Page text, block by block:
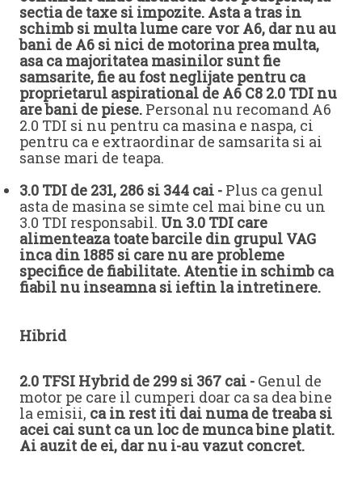
sectia de taxe si impozite. Asta a tras in
schimb si multa lume care vor A6, dar nu au
bani de A6 si nici de motorina prea multa,
asa ca majoritatea masinilor sunt fie
samsarite, fie au fost neglijate pentru ca
proprietarul aspirational de A6 C8 2.0 TDI nu
are bani de piese. Personal nu recomand A6
2.0 TDI si nu pentru ca masina e naspa, ci
pentru ca e extraordinar de samsarita si ai
sanse mari de teapa.
3.0 TDI de 231, 286 si 344 cai - Plus ca genul
asta de masina se simte cel mai bine cu un
3.0 TDI responsabil. Un 3.0 TDI care
alimenteaza toate barcile din grupul VAG
inca din 1885 si care nu are probleme
specifice de fiabilitate. Atentie in schimb ca
fiabil nu inseamna si ieftin la intretinere.
Hibrid
2.0 TFSI Hybrid de 299 si 367 cai - Genul de
motor pe care il cumperi doar ca sa dea bine
la emisii, ca in rest iti dai numa de treaba si
acei cai sunt ca un loc de munca bine platit.
Ai auzit de ei, dar nu i-au vazut concret.